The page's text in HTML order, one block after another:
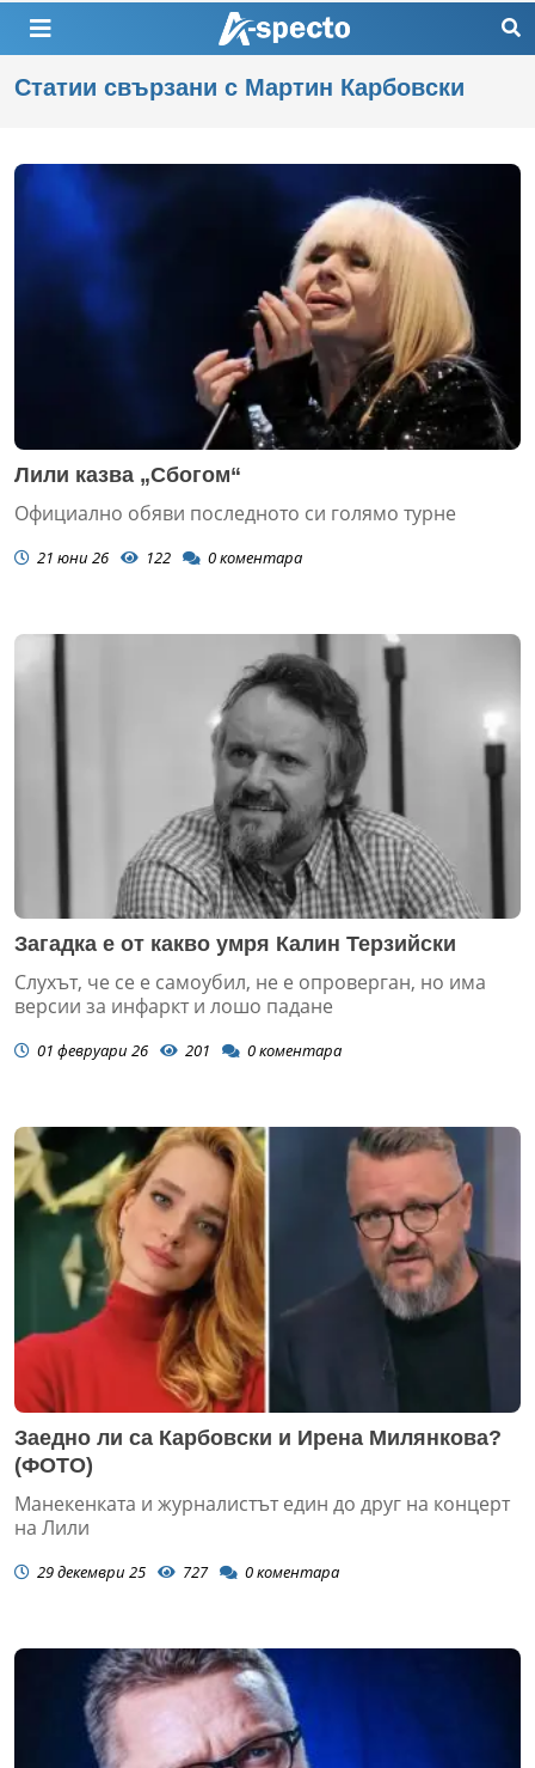
Статии свързани с Мартин Карбовски
Лили казва „Сбогом“
Официално обяви последното си голямо турне
21 юни 26 122 0коментара
Загадка е от какво умря Калин Терзийски
Слухът, че се е самоубил, не е опроверган, но има
версии за инфаркт и лошо падане
01 февруари 26 201 0коментара
Заедно ли са Карбовски и Ирена Милянкова?
(ФОТО)
Манекенката и журналистът един до друг на концерт
на Лили
29 декември 25 727 0коментара